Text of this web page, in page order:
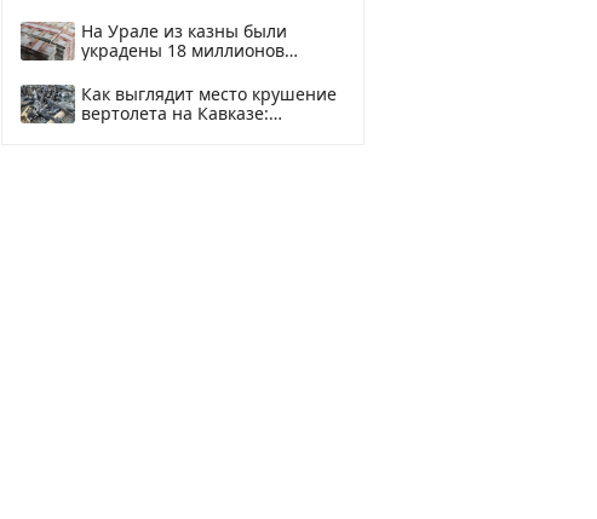
На Урале из казны были
украдены 18 миллионов
Как выглядит место крушение
вертолета на Кавказе: